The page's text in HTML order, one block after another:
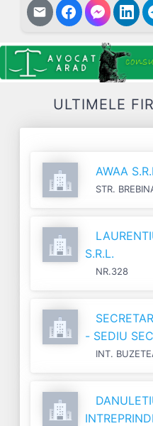
ULTIMELE
AWAA
STR.
S.R.L.
NR.328
- SEDIU
INT.